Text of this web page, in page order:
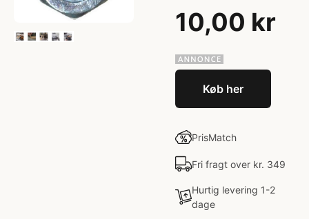
10,00 kr
Køb her
PrisMatch
Fri fragt over kr. 349
Hurtig levering 1-2
dage